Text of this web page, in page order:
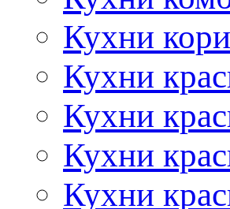
Кухни
Кухни
Кухни
Кухни
Кухни